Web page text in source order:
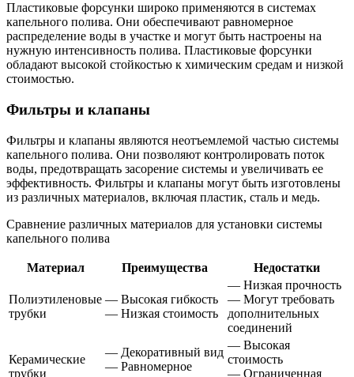
Пластиковые форсунки широко применяются в системах
капельного полива. Они обеспечивают равномерное
распределение воды в участке и могут быть настроены на
нужную интенсивность полива. Пластиковые форсунки
обладают высокой стойкостью к химическим средам и низкой
стоимостью.
Фильтры и клапаны
Фильтры и клапаны являются неотъемлемой частью системы
капельного полива. Они позволяют контролировать поток
воды, предотвращать засорение системы и увеличивать ее
эффективность. Фильтры и клапаны могут быть изготовлены
из различных материалов, включая пластик, сталь и медь.
Сравнение различных материалов для установки системы
капельного полива
Материал Преимущества Недостатки
Полиэтиленовые
трубки
— Высокая гибкость
— Низкая стоимость
— Низкая прочность
— Могут требовать
дополнительных
соединений
Керамические
трубки
— Декоративный вид
— Равномерное
— Высокая
стоимость
— Ограниченная